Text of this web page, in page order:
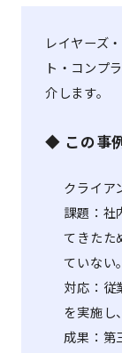
レイヤーズ
ト・コンプ
介します。
◆ この事
クライア
課題：社
てきたた
ていない。
対応：従
を実施し
成果：第